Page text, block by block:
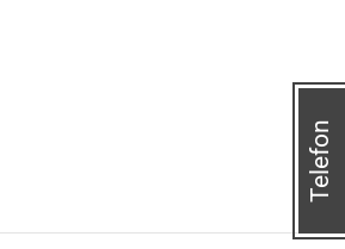
Telefon